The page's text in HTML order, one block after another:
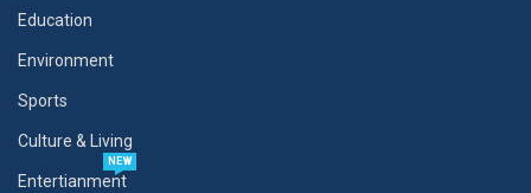
Education
Environment
Sports
Culture & Living
Entertianment
NEW